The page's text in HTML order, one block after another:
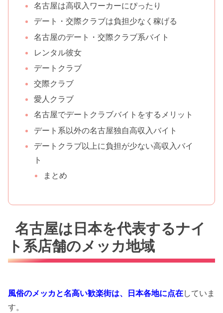
名古屋は高収入ワーカーにぴったり
デート・交際クラブは負担少なく稼げる
名古屋のデート・交際クラブ系バイト
レンタル彼女
デートクラブ
交際クラブ
愛人クラブ
名古屋でデートクラブバイトをするメリット
デート系以外の名古屋独自高収入バイト
デートクラブ以上に負担が少ない高収入バイ
ト
まとめ
名古屋は日本を代表するナイ
ト系店舗のメッカ地域
風俗のメッカと名高い歓楽街は、日本各地に点在していま
す。